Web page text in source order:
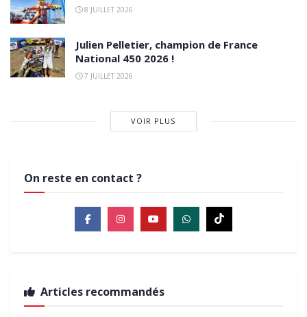
8 JUILLET 2026
Julien Pelletier, champion de France
National 450 2026 !
7 JUILLET 2026
VOIR PLUS
On reste en contact ?
Articles recommandés